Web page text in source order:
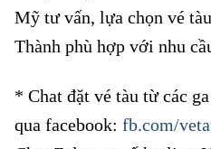
Mỹ tư vấn, lựa chọn vé
Thành phù hợp với nhu
* Chat đặt vé tàu từ các
qua facebook: fb.com/